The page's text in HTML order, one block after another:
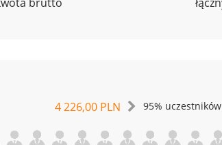
4 226,00 PLN 95%